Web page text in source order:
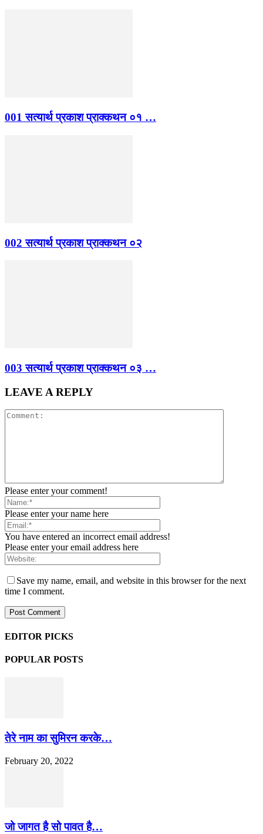
001 सत्यार्थ प्रकाश प्राक्कथन ०१ …
002 सत्यार्थ प्रकाश प्राक्कथन ०२
003 सत्यार्थ प्रकाश प्राक्कथन ०३ …
LEAVE A REPLY
Please enter your comment!
Please enter your name here
You have entered an incorrect email address!
Please enter your email address here
Save my name, email, and website in this browser for the next
time I comment.
EDITOR PICKS
POPULAR POSTS
तेरे नाम का सुमिरन करके…
February 20, 2022
जो जागत है सो पावत है…